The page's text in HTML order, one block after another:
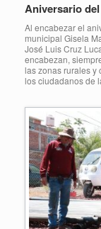
Aniversario
Al encabezar el
municipal Gisela
José Luis Cruz
encabezan,
las zonas rurales y
los ciudadanos de